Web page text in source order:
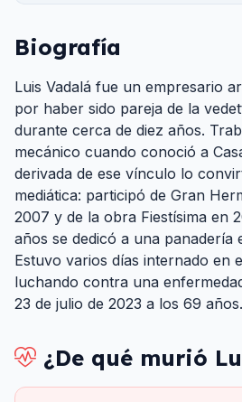
Biografía
Luis Vadalá fue un empresario
por haber sido pareja de la
durante cerca de diez años.
mecánico cuando conoció a
derivada de ese vínculo lo
mediática: participó de Gran
2007 y de la obra Fiestísima en
años se dedicó a una panadería
Estuvo varios días internado en
luchando contra una
23 de julio de 2023 a los 69 años.
¿De qué murió